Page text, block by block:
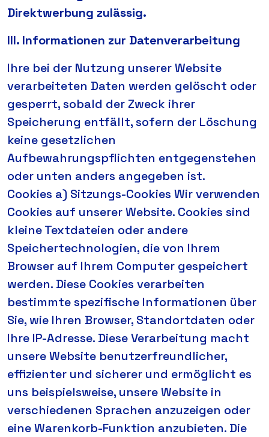
Direktwerbung zulässig.
III. Informationen zur Datenverarbeitung
Ihre bei der Nutzung unserer Website
verarbeiteten Daten werden gelöscht oder
gesperrt, sobald der Zweck ihrer
Speicherung entfällt, sofern der Löschung
keine gesetzlichen
Aufbewahrungspflichten entgegenstehen
oder unten anders angegeben ist.
Cookies a) Sitzungs-Cookies Wir verwenden
Cookies auf unserer Website. Cookies sind
kleine Textdateien oder andere
Speichertechnologien, die von Ihrem
Browser auf Ihrem Computer gespeichert
werden. Diese Cookies verarbeiten
bestimmte spezifische Informationen über
Sie, wie Ihren Browser, Standortdaten oder
Ihre IP-Adresse. Diese Verarbeitung macht
unsere Website benutzerfreundlicher,
effizienter und sicherer und ermöglicht es
uns beispielsweise, unsere Website in
verschiedenen Sprachen anzuzeigen oder
eine Warenkorb-Funktion anzubieten. Die